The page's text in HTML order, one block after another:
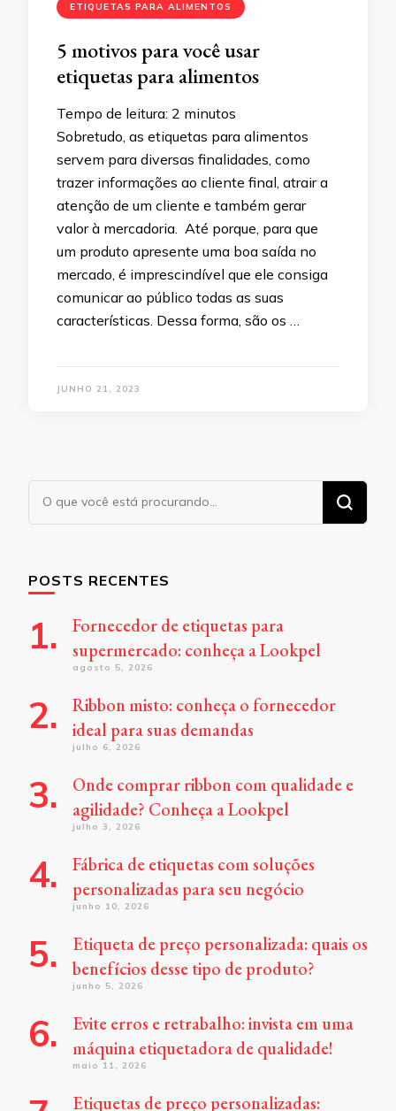
ETIQUETAS PARA ALIMENTOS
5 motivos para você usar
etiquetas para alimentos
Tempo de leitura: 2 minutos
Sobretudo, as etiquetas para alimentos
servem para diversas finalidades, como
trazer informações ao cliente final, atrair a
atenção de um cliente e também gerar
valor à mercadoria. Até porque, para que
um produto apresente uma boa saída no
mercado, é imprescindível que ele consiga
comunicar ao público todas as suas
características. Dessa forma, são os …
JUNHO 21, 2023
Procurando
POSTS RECENTES
Fornecedor de etiquetas para
supermercado: conheça a Lookpel
agosto 5, 2026
Ribbon misto: conheça o fornecedor
ideal para suas demandas
julho 6, 2026
Onde comprar ribbon com qualidade e
agilidade? Conheça a Lookpel
julho 3, 2026
Fábrica de etiquetas com soluções
personalizadas para seu negócio
junho 10, 2026
Etiqueta de preço personalizada: quais os
benefícios desse tipo de produto?
junho 5, 2026
Evite erros e retrabalho: invista em uma
máquina etiquetadora de qualidade!
maio 11, 2026
Etiquetas de preço personalizadas: